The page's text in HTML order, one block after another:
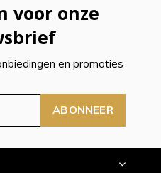
voor onze
en promoties
ABONNEER